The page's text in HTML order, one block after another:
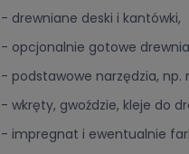
- drewniane deski i kantówki,
- opcjonalnie gotowe
- podstawowe narzędzia, np.
- wkręty, gwoździe, kleje do
- impregnat i ewentualnie